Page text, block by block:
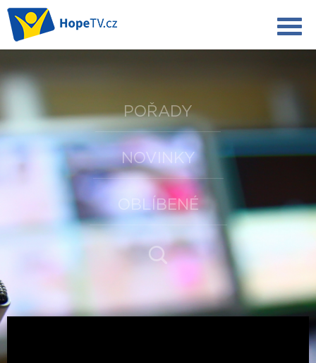
POŘADY
NOVINKY
OBLÍBENÉ